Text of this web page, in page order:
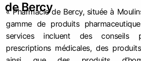
de Bercy
« Pharmacie de Bercy, située à
gamme de produits
services incluent des conseils
prescriptions médicales, des